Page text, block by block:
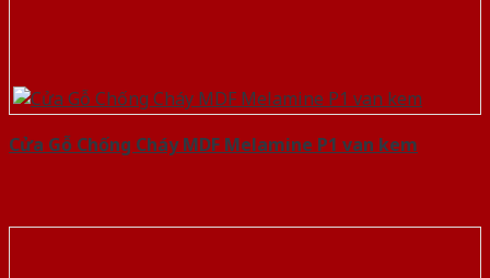
Cửa Gỗ Chống Cháy MDF Melamine P1 van kem